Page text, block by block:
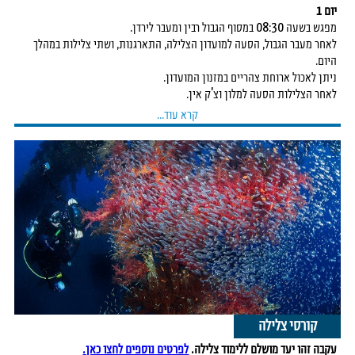
יום 1
מפגש בשעה 08:30 במסוף הגבול רבין ומעבר לירדן.
לאחר מעבר הגבול, הסעה למועדון הצלילה, התארגנות, ושתי צלילות במהלך
היום.
ניתן לאכול ארוחת צהריים במזנון המועדון.
לאחר הצלילות הסעה למלון וצ'ק אין.
לאחר ארוחת הבוקר הסעה למועדון הצלילה לשתי צלילות.
לאחר התארגנות וארוחת צהריים, נסיעה לואדי רם לטיול ג'יפים בשקיעה.
ארוחת ערב במאהל בדואי.
לאחר הטיול חזרה למלון.
או:
לאחר ארוחת הבוקר, נסיעה לפטרה ליום סיור מודרך, כ-4 שעות.
לאחר הסיור ארוחת צהריים במסעדת האתר (כלול במחיר).
לאחר הסיור חזרה למלון.
לאחר ארוחת הבוקר וצ'ק אאוט, הסעה למועדון הצלילה לשתי צלילות.
קרא עוד...
קורסי צלילה
עקבה זהו יעד מושלם ללימוד צלילה.לפרטים נוספים לחצו כאן.